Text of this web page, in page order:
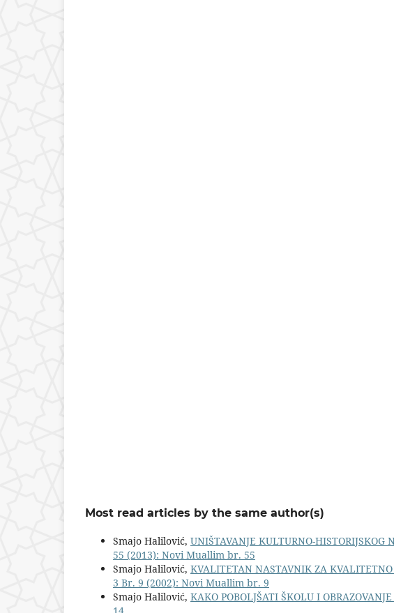
Most read articles by the same author(s)
Smajo Halilović, UNIŠTAVANJE KULTURNO-HISTORIJSKOG
55 (2013): Novi Muallim br. 55
Smajo Halilović, KVALITETAN NASTAVNIK ZA
3 Br. 9 (2002): Novi Muallim br. 9
Smajo Halilović, KAKO POBOLJŠATI ŠKOLU I
14